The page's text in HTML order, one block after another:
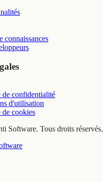
connaissances
de confidentialité
d'utilisation
cookies
Software. Tous droits réservés.